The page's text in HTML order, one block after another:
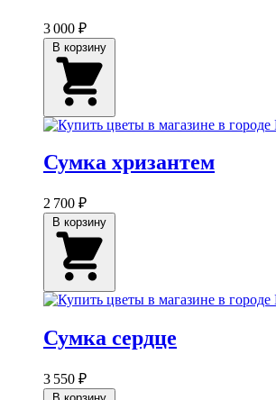
3 000 ₽
Сумка хризантем
2 700 ₽
Сумка сердце
3 550 ₽